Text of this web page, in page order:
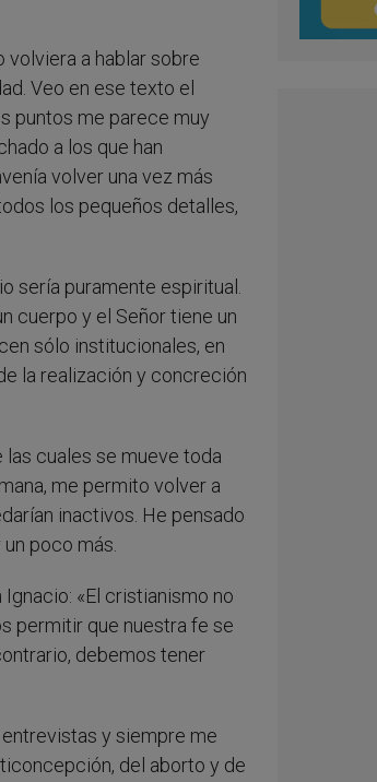
volviera a hablar sobre
Veo en ese texto el
puntos me parece muy
a los que han
volver una vez más
los pequeños detalles,
sería puramente espiritual.
cuerpo y el Señor tiene un
sólo institucionales, en
la realización y concreción
cuales se mueve toda
me permito volver a
inactivos. He pensado
poco más.
«El cristianismo no
permitir que nuestra fe se
debemos tener
y siempre me
del aborto y de